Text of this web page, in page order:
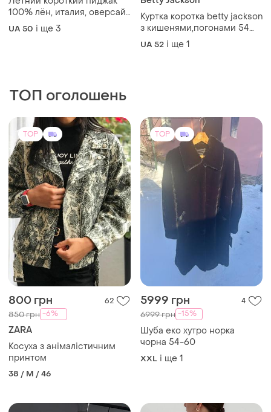
ТОП оголошень
800 грн 62
850 грн -6%
ZARA
Косуха з анімалістичним
принтом
38 / M / 46
5999 грн 4
Шуба еко хутро норка
чорна 54-60
XXL і ще 1
TOP TOP